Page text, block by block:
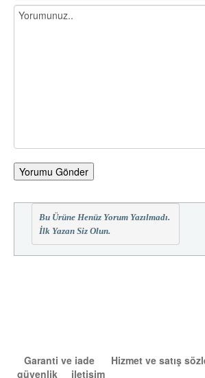
Yorumu Gönder
Bu Ürüne Henüz Yorum Yazılmadı.
İlk Yazan Siz Olun.
Garanti ve iade Hizmet ve satış
güvenlik
iletişim